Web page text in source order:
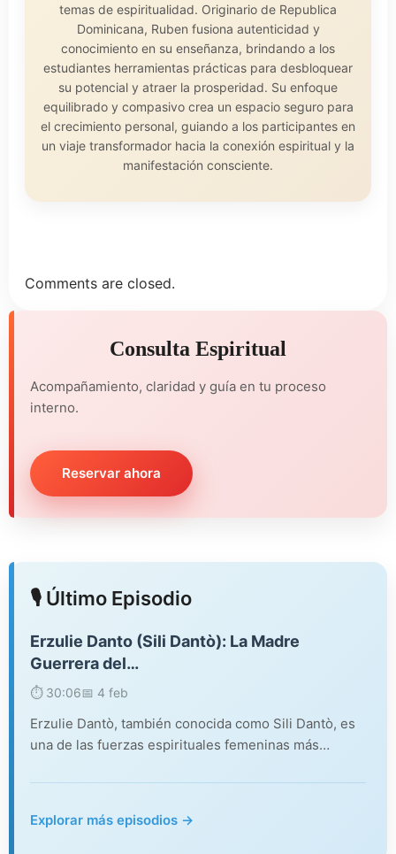
temas de espiritualidad. Originario de Republica
Dominicana, Ruben fusiona autenticidad y
conocimiento en su enseñanza, brindando a los
estudiantes herramientas prácticas para desbloquear
su potencial y atraer la prosperidad. Su enfoque
equilibrado y compasivo crea un espacio seguro para
el crecimiento personal, guiando a los participantes en
un viaje transformador hacia la conexión espiritual y la
manifestación consciente.
Comments are closed.
Consulta Espiritual
Acompañamiento, claridad y guía en tu proceso
interno.
Reservar ahora
🎙️ Último Episodio
Erzulie Danto (Sili Dantò): La Madre
Guerrera del…
⏱️ 30:06📅 4 feb
Erzulie Dantò, también conocida como Sili Dantò, es
una de las fuerzas espirituales femeninas más…
Explorar más episodios →